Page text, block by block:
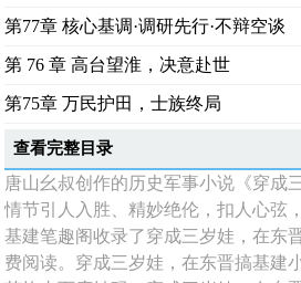
第77章 核心基调·调研先行·不辩空谈
第 76 章 高台望淮，决意赴世
第75章 万民护田，士族终局
查看完整目录
唐山幺叔创作的历史军事小说《穿成
情节引人入胜、精妙绝伦，扣人心弦
基建笔趣阁收录了穿成三岁娃，在东
费阅读。穿成三岁娃，在东晋搞基建